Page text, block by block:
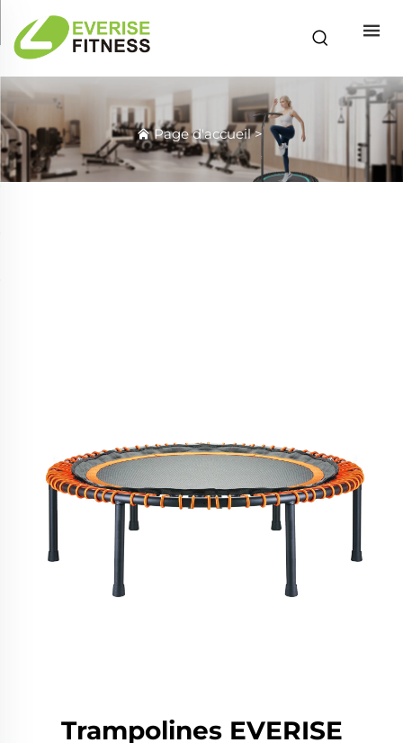
Page d'accueil>
Trampolines EVERISE